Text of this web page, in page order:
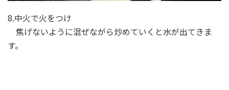
8.中火で火をつけ
焦げないように混ぜながら炒めていくと水が出てきま
す。